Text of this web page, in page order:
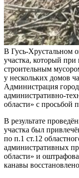
В Гусь-Хрустальном
участка, который
строительным
у нескольких домов
Администрация
административно-
области» с просьбой
В результате
участка был
по п.1 ст.12
административных
области» и
канавы